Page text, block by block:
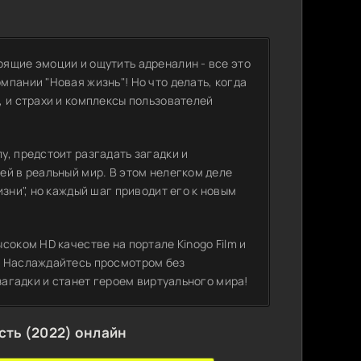
эмоции и ощутить адреналин - все это
"Новая жизнь"! Но что делать, когда
страхи и комплексы пользователей
предстоит разгадать загадки и
в реальный мир. В этом нелегком деле
но каждый шаг приводит его к новым
HD качестве на портале Kinogo Film и
просмотром без
и станет героем виртуального мира!
(2022) онлайн